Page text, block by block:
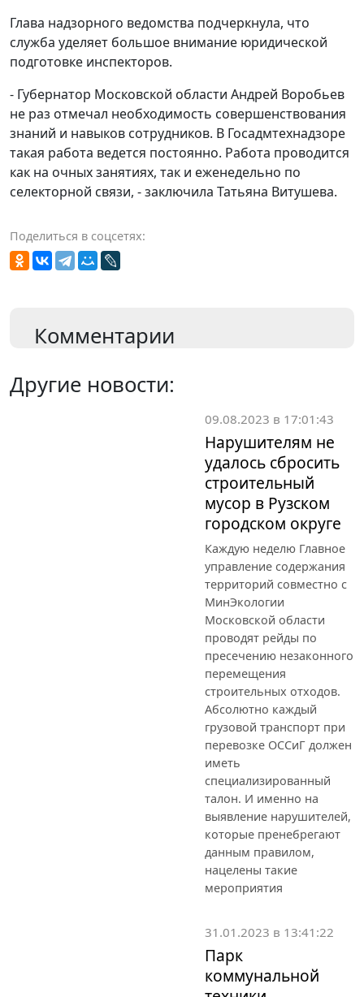
Глава надзорного ведомства подчеркнула, что
служба уделяет большое внимание юридической
подготовке инспекторов.
- Губернатор Московской области Андрей Воробьев
не раз отмечал необходимость совершенствования
знаний и навыков сотрудников. В Госадмтехнадзоре
такая работа ведется постоянно. Работа проводится
как на очных занятиях, так и еженедельно по
селекторной связи, - заключила Татьяна Витушева.
Поделиться в соцсетях:
Комментарии
Другие новости:
09.08.2023 в 17:01:43
Нарушителям не
удалось сбросить
строительный
мусор в Рузском
городском округе
Каждую неделю Главное
управление содержания
территорий совместно с
МинЭкологии
Московской области
проводят рейды по
пресечению незаконного
перемещения
строительных отходов.
Абсолютно каждый
грузовой транспорт при
перевозке ОССиГ должен
иметь
специализированный
талон. И именно на
выявление нарушителей,
которые пренебрегают
данным правилом,
нацелены такие
мероприятия
31.01.2023 в 13:41:22
Парк
коммунальной